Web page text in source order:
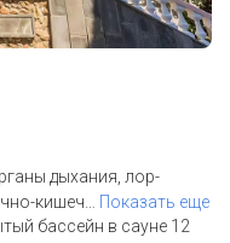
дыхания, лор-
кишеч
Показать еще
бассейн в сауне 12